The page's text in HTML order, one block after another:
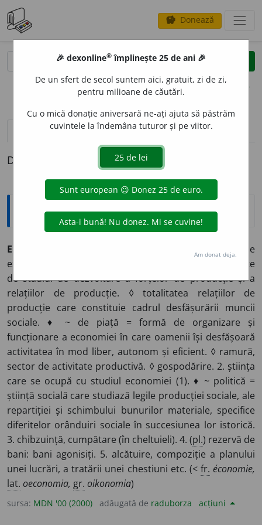
savings Donează
clear
opțiuni
definiții (1) pronunțievolume_up (50)
Definiția cu ID-ul 461816:
Explicative DEX
ECONOM
1. totalitatea ramurilor muncii sociale
existente într-o anumită orânduire socială, determinate
de stadiul de dezvoltare a forțelor de producție și a
relațiilor de producție. ◊ totalitatea relațiilor de
producție care constituie cadrul desfășurării muncii
sociale. ♦ ~ de piață = formă de organizare și
funcționare a economiei în care oamenii își desfășoară
activitatea în mod liber, autonom și eficient. ◊ ramură,
sector de activitate productivă. ◊ gospodărire. 2. știința
care se ocupă cu studiul economiei (1). ♦ ~ politică =
știință socială care studiază legile producției sociale, ale
repartiției și schimbului bunurilor materiale, specifice
diferitelor orânduiri sociale în succesiunea lor istorică.
3. chibzuință, cumpătare (în cheltuieli). 4. (pl.) rezervă de
bani: bani agonisiți. 5. alcătuire, compoziție a planului
unei lucrări, a tratării unei chestiuni etc. (< fr. économie,
lat. oeconomia, gr. oikonomia)
sursa: MDN '00 (2000) adăugată de raduborza acțiuni
🎉 dexonline® împlinește 25 de ani 🎉
De un sfert de secol suntem aici, gratuit, zi de zi,
pentru milioane de căutări.
Cu o mică donație aniversară ne-ați ajuta să păstrăm
cuvintele la îndemâna tuturor și pe viitor.
Am donat deja.